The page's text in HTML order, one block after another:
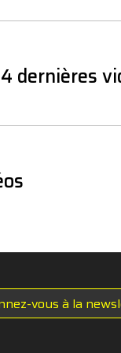
dernières
vous à la